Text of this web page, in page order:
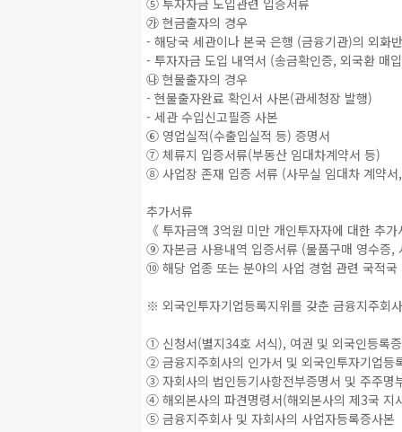
⑤ 투자자금 도입관련 입증서류
㉮ 현금출자의 경우
- 해당국 세관이나 본국 은행 (금융기관)의 외화
- 투자자금 도입 내역서 (송금확인증, 외국환 매
㉯ 현물출자의 경우
- 현물출자완료 확인서 사본(관세청장 발행)
- 세관 수입신고필증 사본
⑥ 영업실적(수출입실적 등) 증명서
⑦ 체류지 입증서류(부동산 임대차계약서 등)
⑧ 사업장 존재 입증 서류 (사무실 임대차 계약
추가서류
《 투자금액 3억원 미만 개인투자자에 대한 추
⑨ 자본금 사용내역 입증서류 (물품구매 영수증,
⑩ 해당 업종 또는 분야의 사업 경험 관련 국적국
※ 외국인투자기업등록지위를 갖춘 금융지주회
① 신청서(별지34호 서식), 여권 및 외국인등록
② 금융지주회사의 인가서 및 외국인투자기업등
③ 자회사의 법인등기사항전부증명서 및 주주
④ 해외본사의 파견명령서(해외본사의 제3국 지
⑤ 금융지주회사 및 자회사의 사업자등록증사본